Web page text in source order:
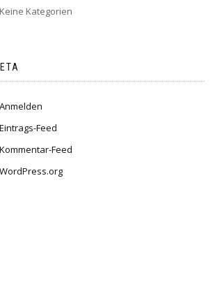
Keine Kategorien
Anmelden
Eintrags-Feed
Kommentar-Feed
WordPress.org